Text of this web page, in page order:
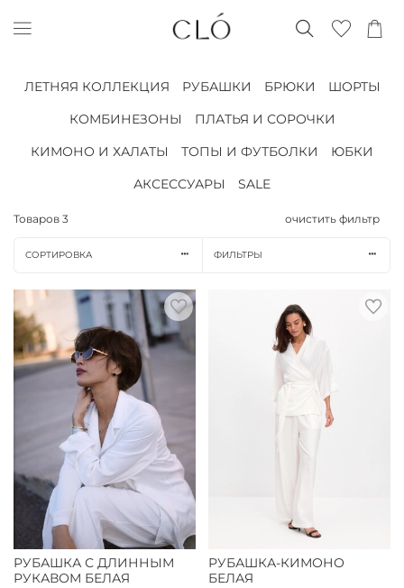
ЛЕТНЯЯ КОЛЛЕКЦИЯ РУБАШКИ БРЮКИ
ШОРТЫ
КОМБИНЕЗОНЫ
ПЛАТЬЯ И СОРОЧКИ
КИМОНО И ХАЛАТЫ
ТОПЫ И ФУТБОЛКИ
ЮБКИ
АКСЕССУАРЫ
SALE
Товаров 3 очистить фильтр
СОРТИРОВКА ФИЛЬТРЫ
РУБАШКА С ДЛИННЫМ
РУКАВОМ БЕЛАЯ
РУБАШКА-КИМОНО
БЕЛАЯ